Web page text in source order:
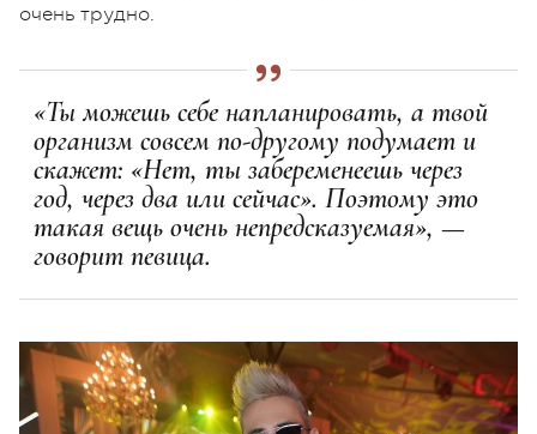
очень трудно.
«Ты можешь себе напланировать, а твой
организм совсем по-другому подумает и
скажет: «Нет, ты забеременеешь через
год, через два или сейчас». Поэтому это
такая вещь очень непредсказуемая», —
говорит певица.